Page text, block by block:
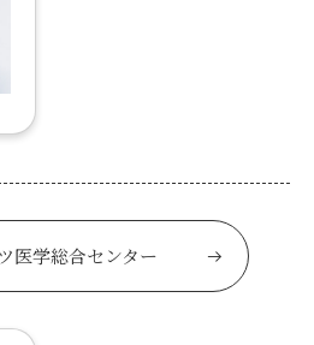
医学総合センター